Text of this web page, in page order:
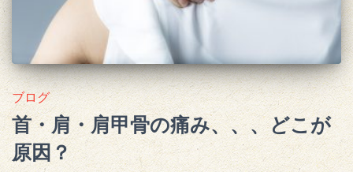
ブログ
首・肩・肩甲骨の痛み、、、どこが
原因？